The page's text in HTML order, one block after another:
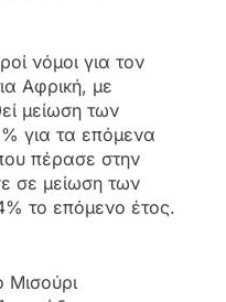
νόμοι για τον
Αφρική, με
μείωση των
για τα επόμενα
πέρασε στην
σε μείωση των
το επόμενο έτος.
Μισούρι